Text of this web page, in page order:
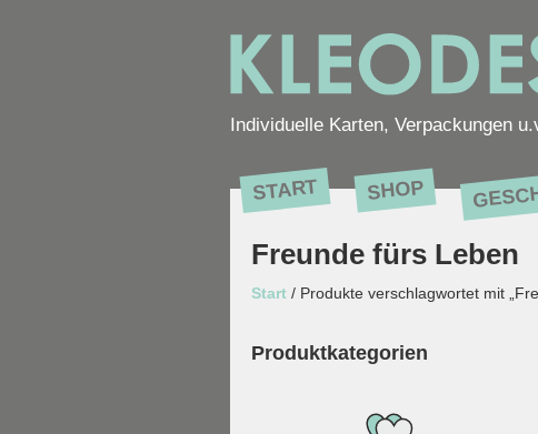
Individuelle Karten, Verpackungen
START SHOP
Freunde fürs Leben
Start / Produkte verschlagwortet mit
Produktkategorien